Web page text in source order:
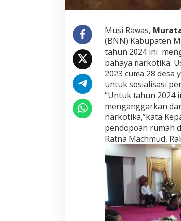
A
g
g
a
r
k
a
n
a
n
a
S
o
s
i
a
i
s
a
s
i
Musi Rawas,
(BNN) Kabupaten
tahun 2024 ini
bahaya narkotika.
2023 cuma 28 desa
untuk sosialisasi
“Untuk tahun 2024
menganggarkan
narkotika,”kata
pendopoan rumah
Ratna Machmud,